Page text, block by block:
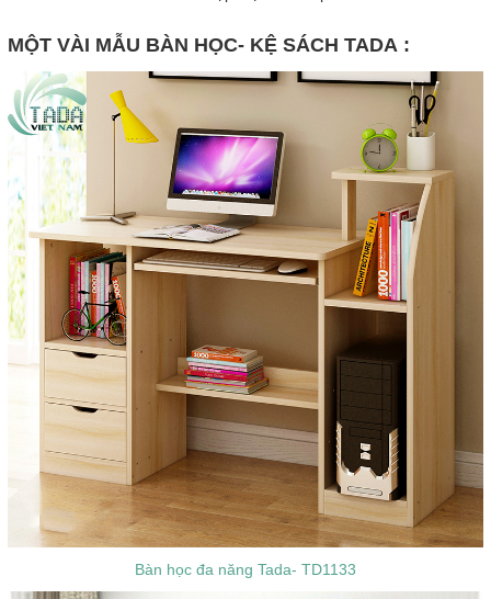
MỘT VÀI MẪU BÀN HỌC- KỆ SÁCH TADA :
Bàn học đa năng Tada- TD1133